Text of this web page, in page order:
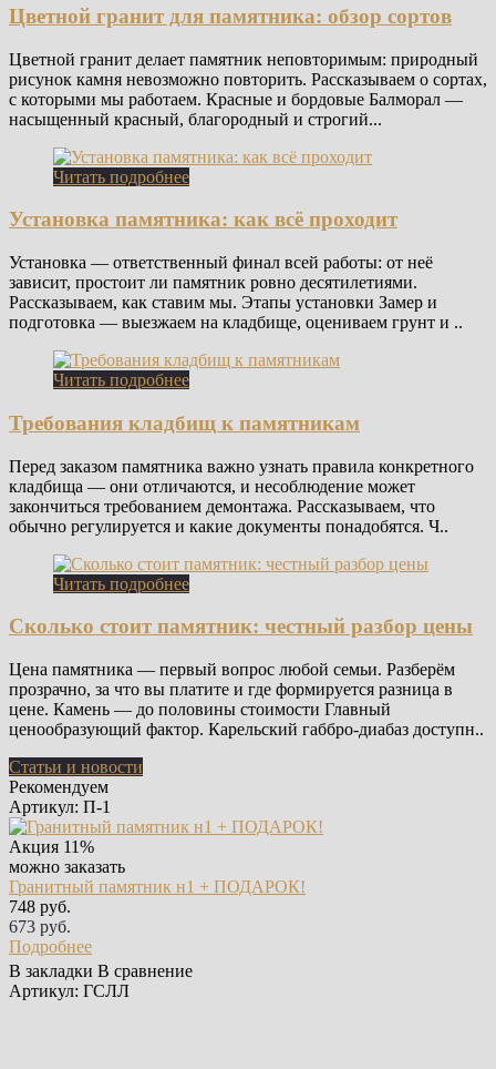
Цветной гранит для памятника: обзор сортов
Цветной гранит делает памятник неповторимым: природный
рисунок камня невозможно повторить. Рассказываем о сортах,
с которыми мы работаем. Красные и бордовые Балморал —
насыщенный красный, благородный и строгий...
Читать подробнее
Установка памятника: как всё проходит
Установка — ответственный финал всей работы: от неё
зависит, простоит ли памятник ровно десятилетиями.
Рассказываем, как ставим мы. Этапы установки Замер и
подготовка — выезжаем на кладбище, оцениваем грунт и ..
Читать подробнее
Требования кладбищ к памятникам
Перед заказом памятника важно узнать правила конкретного
кладбища — они отличаются, и несоблюдение может
закончиться требованием демонтажа. Рассказываем, что
обычно регулируется и какие документы понадобятся. Ч..
Читать подробнее
Сколько стоит памятник: честный разбор цены
Цена памятника — первый вопрос любой семьи. Разберём
прозрачно, за что вы платите и где формируется разница в
цене. Камень — до половины стоимости Главный
ценообразующий фактор. Карельский габбро-диабаз доступн..
Статьи и новости
Рекомендуем
Артикул: П-1
Акция 11%
можно заказать
Гранитный памятник н1 + ПОДАРОК!
748 руб.
673 руб.
Подробнее
В закладки В сравнение
Артикул: ГСЛЛ